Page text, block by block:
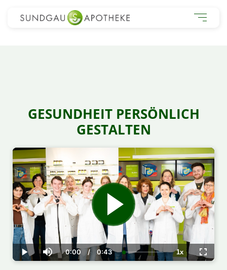
GESUNDHEIT PERSÖNLICH
GESTALTEN
Play Mute
Current
Time
0:00 / Duration
0:43 Loaded:
1.07%
1xPlayback
Rate